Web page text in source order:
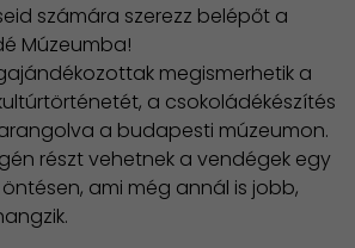
számára szerezz belépőt a
Múzeumba!
megismerhetik a
a csokoládékészítés
a budapesti múzeumon.
részt vehetnek a vendégek egy
ami még annál is jobb,